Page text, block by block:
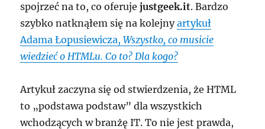
spojrzeć na to, co oferujejustgeek.it. Bardzo
szybko natknąłem się na kolejnyartykuł
Adama Łopusiewicza,Wszystko, co musicie
wiedzieć o HTMLu. Co to? Dla kogo?
Artykuł zaczyna się od stwierdzenia, że HTML
to
podstawa podstaw
dla wszystkich
wchodzących w branżę IT. To nie jest prawda,